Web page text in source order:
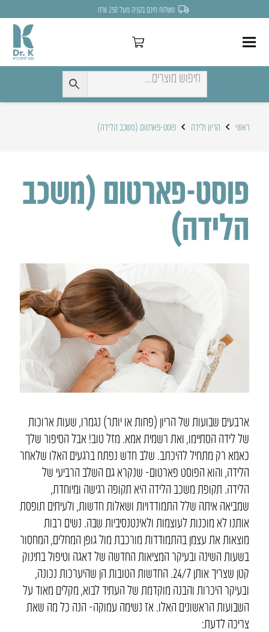
לחצו כאן להנחה של 7% לקניה הראשונה
ראשי הריון ולידה פוסט-פארטום (משכב הלידה)
פוסט-פארטום (משכב
הלידה)
ארבעים שבועות של הריון (פחות או יותר) נגמרו, שעות ארוכות
של לידה הסתיימו, ואת רשמית אמא. מזל טוב! אבל הסיפור שלך
כאמא רק מתחיל להיכתב. שלב חדש נפתח ברגעים האלו שלאחר
הלידה, והוא הפוסט פארטום- שנקרא גם השלב הרביעי של
הלידה. תקופת משכב הלידה היא תקופה רגישה ומיוחדת,
שמביאה איתה שלל התמודדויות ושאלות חדשות, ולעיתים תופסת
אותנו לא מוכנות לעוצמות ולאינטנסיביות שבה. נשים רבות
מוצאות את עצמן בהתמודדות מורכבת מול גופן המחלים, המחסור
בשעות השינה ובעיקר המציאות החדשה של דאגה וטיפול בתינוק
קטן שצריך אותן 24/7. החדשות הטובות הן שהיערכות נכונה,
ובעיקר היכרות והבנה מוקדמת של העתיד לבוא, מקלים מאוד על
השבועות הראשונים האלו. אז נשימה עמוקה- הנה כל מה שאת
צריכה לדעת: